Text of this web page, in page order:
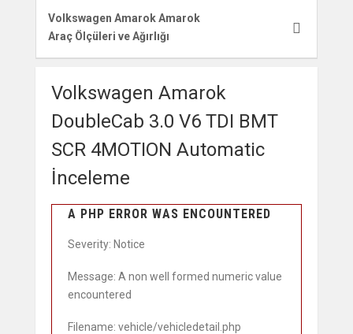
Volkswagen Amarok Amarok
Araç Ölçüleri ve Ağırlığı
Volkswagen Amarok
DoubleCab 3.0 V6 TDI BMT
SCR 4MOTION Automatic
İnceleme
A PHP ERROR WAS ENCOUNTERED
Severity: Notice
Message: A non well formed numeric value
encountered
Filename: vehicle/vehicledetail.php